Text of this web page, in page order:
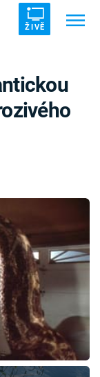
ŽIVĚ